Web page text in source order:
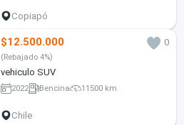
Copiapó
$12.500.000 0
(Rebajado 4%)
vehiculo SUV
2022 Bencina 11500 km
Chile